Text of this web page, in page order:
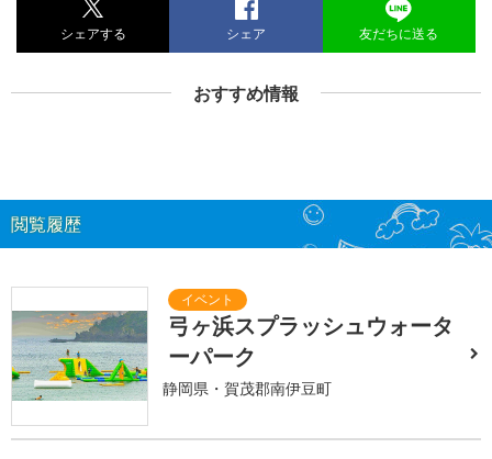
シェアする シェア 友だちに送る
おすすめ情報
閲覧履歴
弓ヶ浜スプラッシュウォータ
ーパーク
静岡県・賀茂郡南伊豆町